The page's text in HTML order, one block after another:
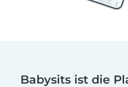
Babysits ist die